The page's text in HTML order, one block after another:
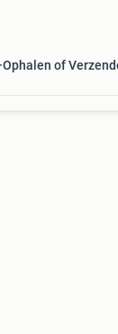
Ophalen of